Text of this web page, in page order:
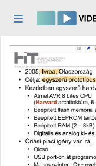
Home
Log In
Discovery
Categories
Playlists